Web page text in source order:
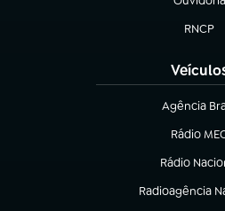
(abre em
RNCP
(abre
Agência
(abre em
Rádio
(abre em
Rádio
Radioagência
(abre em nova